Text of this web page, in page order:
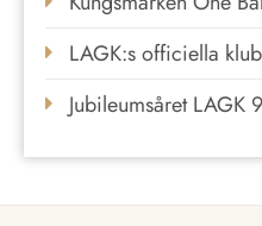
LAGK:s officiella
Jubileumsåret LAGK